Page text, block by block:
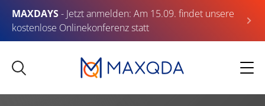
MAXDAYS- Jetzt anmelden: Am 15.09. findet unsere
kostenlose Onlinekonferenz statt